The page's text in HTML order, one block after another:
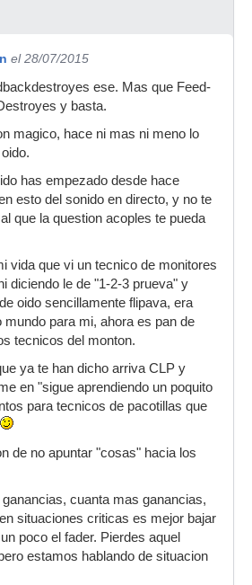
el 28/07/2015
ese. Mas que Feed-
y basta.
magico, hace ni mas ni meno lo
has empezado desde hace
esto del sonido en directo, y no te
que la question acoples te pueda
vida que vi un tecnico de monitores
diciendo le de "1-2-3 prueva" y
oido sencillamente flipava, era
mundo para mi, ahora es pan de
tecnicos del monton.
ya te han dicho arriva CLP y
en "sigue aprendiendo un poquito
para tecnicos de pacotillas que
de no apuntar "cosas" hacia los
cuanta mas ganancias,
situaciones criticas es mejor bajar
poco el fader. Pierdes aquel
estamos hablando de situacion